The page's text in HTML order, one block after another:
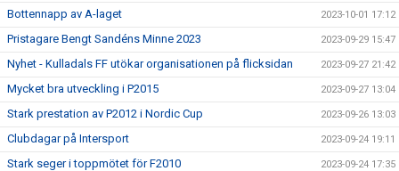
Bottennapp av A-laget 2023-10-01 17:12
Pristagare Bengt Sandéns Minne 2023 2023-09-29 15:47
Nyhet - Kulladals FF utökar organisationen på flicksidan 2023-09-27 21:42
Mycket bra utveckling i P2015 2023-09-27 13:04
Stark prestation av P2012 i Nordic Cup 2023-09-26 13:03
Clubdagar på Intersport 2023-09-24 19:11
Stark seger i toppmötet för F2010 2023-09-24 17:35